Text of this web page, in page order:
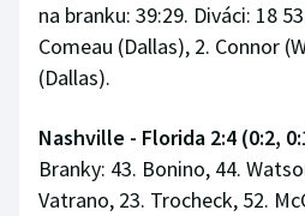
na branku: 39:29. Diváci: 18
Comeau (Dallas), 2. Connor
(Dallas).
Nashville - Florida 2:4 (0:2,
Branky: 43. Bonino, 44.
Vatrano, 23. Trocheck, 52.